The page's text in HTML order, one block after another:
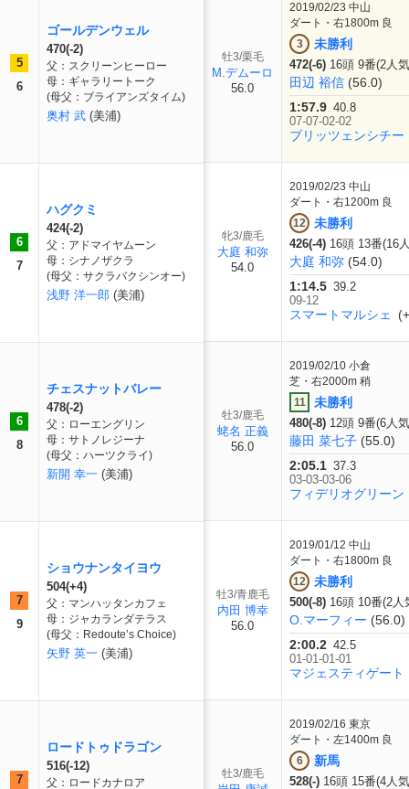
5
6
ゴールデンウェル
470(-2)
父：スクリーンヒーロー
母：ギャラリートーク
(母父：ブライアンズタイム)
奥村 武 (美浦)
6
7
ハグクミ
424(-2)
父：アドマイヤムーン
母：シナノザクラ
(母父：サクラバクシンオー)
浅野 洋一郎 (美浦)
6
8
チェスナットバレー
478(-2)
父：ローエングリン
母：サトノレジーナ
(母父：ハーツクライ)
新開 幸一 (美浦)
7
9
ショウナンタイヨウ
504(+4)
父：マンハッタンカフェ
母：ジャカランダテラス
(母父：Redoute’s Choice)
矢野 英一 (美浦)
7
ロードトゥドラゴン
516(-12)
父：ロードカナロア
牡3/栗毛
M.デムーロ
56.0
2019/02/23 中山
ダート・右1800m 良
3
未勝利
472(-6) 16頭 9番(2人
田辺 裕信 (56.0)
1:57.9 40.8
07-07-02-02
ブリッツェンシチー
牝3/鹿毛
大庭 和弥
54.0
2019/02/23 中山
ダート・右1200m 良
12
未勝利
426(-4) 16頭 13番(16
大庭 和弥 (54.0)
1:14.5 39.2
09-12
スマートマルシェ
牡3/鹿毛
蛯名 正義
56.0
2019/02/10 小倉
芝・右2000m 稍
11
未勝利
480(-8) 12頭 9番(6人
藤田 菜七子 (55.0)
2:05.1 37.3
03-03-03-06
フィデリオグリーン
牡3/青鹿毛
内田 博幸
56.0
2019/01/12 中山
ダート・右1800m 良
12
未勝利
500(-8) 16頭 10番(2人
O.マーフィー (56.0)
2:00.2 42.5
01-01-01-01
マジェスティゲート
牡3/鹿毛
2019/02/16 東京
ダート・左1400m 良
6
新馬
528(-) 16頭 15番(4人